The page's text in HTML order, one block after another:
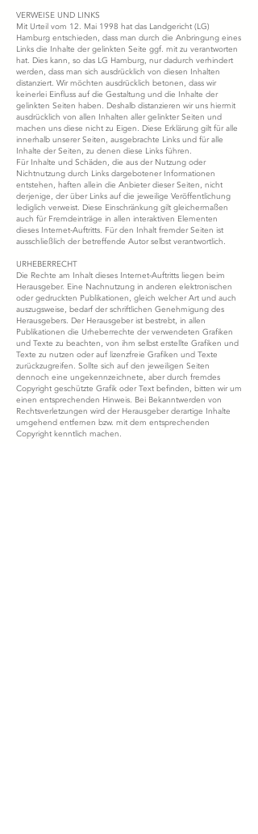
VERWEISE UND LINKS
Mit Urteil vom 12. Mai 1998 hat das Landgericht (LG)
Hamburg entschieden, dass man durch die Anbringung eines
Links die Inhalte der gelinkten Seite ggf. mit zu verantworten
hat. Dies kann, so das LG Hamburg, nur dadurch verhindert
werden, dass man sich ausdrücklich von diesen Inhalten
distanziert. Wir möchten ausdrücklich betonen, dass wir
keinerlei Einfluss auf die Gestaltung und die Inhalte der
gelinkten Seiten haben. Deshalb distanzieren wir uns hiermit
ausdrücklich von allen Inhalten aller gelinkter Seiten und
machen uns diese nicht zu Eigen. Diese Erklärung gilt für alle
innerhalb unserer Seiten, ausgebrachte Links und für alle
Inhalte der Seiten, zu denen diese Links führen.
Für Inhalte und Schäden, die aus der Nutzung oder
Nichtnutzung durch Links dargebotener Informationen
entstehen, haften allein die Anbieter dieser Seiten, nicht
derjenige, der über Links auf die jeweilige Veröffentlichung
lediglich verweist. Diese Einschränkung gilt gleichermaßen
auch für Fremdeinträge in allen interaktiven Elementen
dieses Internet-Auftritts. Für den Inhalt fremder Seiten ist
ausschließlich der betreffende Autor selbst verantwortlich.
URHEBERRECHT
Die Rechte am Inhalt dieses Internet-Auftritts liegen beim
Herausgeber. Eine Nachnutzung in anderen elektronischen
oder gedruckten Publikationen, gleich welcher Art und auch
auszugsweise, bedarf der schriftlichen Genehmigung des
Herausgebers. Der Herausgeber ist bestrebt, in allen
Publikationen die Urheberrechte der verwendeten Grafiken
und Texte zu beachten, von ihm selbst erstellte Grafiken und
Texte zu nutzen oder auf lizenzfreie Grafiken und Texte
zurückzugreifen. Sollte sich auf den jeweiligen Seiten
dennoch eine ungekennzeichnete, aber durch fremdes
Copyright geschützte Grafik oder Text befinden, bitten wir um
einen entsprechenden Hinweis. Bei Bekanntwerden von
Rechtsverletzungen wird der Herausgeber derartige Inhalte
umgehend entfernen bzw. mit dem entsprechenden
Copyright kenntlich machen.